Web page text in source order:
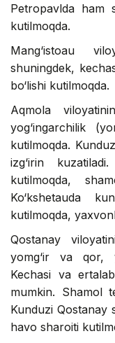
Petropavlda ham
kutilmoqda.
Mang‘istoau
shuningdek,
bo‘lishi kutilmoqda.
Aqmola
yog‘ingarchilik
kutilmoqda.
izg‘irin
kutilmoqda,
Ko‘kshetauda
kutilmoqda,
Qostanay
yomg‘ir va qor,
Kechasi va
mumkin. Shamol
Kunduzi Qostanay
havo sharoiti